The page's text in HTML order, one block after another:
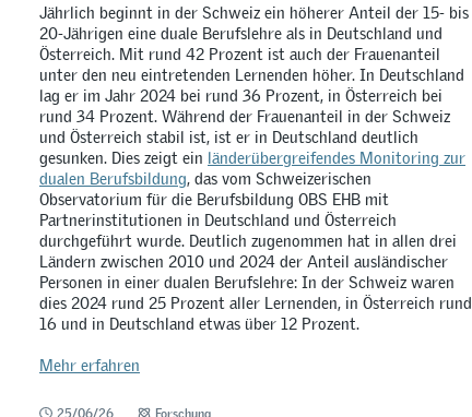
Jährlich beginnt in der Schweiz ein höherer Anteil der 15- bis
20-Jährigen eine duale Berufslehre als in Deutschland und
Österreich. Mit rund 42 Prozent ist auch der Frauenanteil
unter den neu eintretenden Lernenden höher. In Deutschland
lag er im Jahr 2024 bei rund 36 Prozent, in Österreich bei
rund 34 Prozent. Während der Frauenanteil in der Schweiz
und Österreich stabil ist, ist er in Deutschland deutlich
gesunken. Dies zeigt ein länderübergreifendes Monitoring zur
dualen Berufsbildung, das vom Schweizerischen
Observatorium für die Berufsbildung OBS EHB mit
Partnerinstitutionen in Deutschland und Österreich
durchgeführt wurde. Deutlich zugenommen hat in allen drei
Ländern zwischen 2010 und 2024 der Anteil ausländischer
Personen in einer dualen Berufslehre: In der Schweiz waren
dies 2024 rund 25 Prozent aller Lernenden, in Österreich rund
16 und in Deutschland etwas über 12 Prozent.
Mehr erfahren